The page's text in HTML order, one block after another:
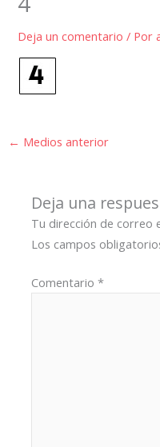
Deja un comentario / Por
← Medios anterior
Deja una
Tu dirección de correo
Los campos
Comentario*